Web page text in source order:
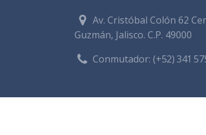
Av. Cristóbal Colón 62
Guzmán, Jalisco. C.P. 49000
Conmutador:(+52) 341